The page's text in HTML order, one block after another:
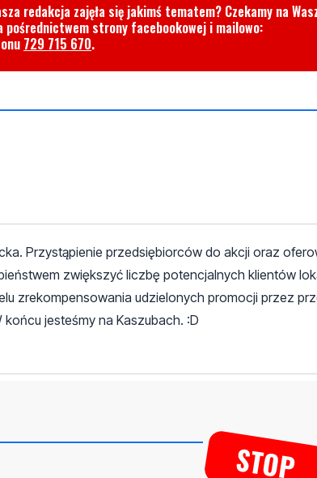
redakcja zajęła się jakimś tematem? Czekamy na
pośrednictwem strony facebookowej i mailowo:
729 715 670.
Przystąpienie przedsiębiorców do akcji oraz
zwiększyć liczbę potencjalnych klientów
zrekompensowania udzielonych promocji przez
jesteśmy na Kaszubach. :D